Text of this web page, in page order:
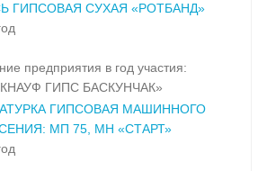
ГИПСОВАЯ СУХАЯ «РОТБАНД»
предприятия в год участия:
ГИПС БАСКУНЧАК»
ГИПСОВАЯ МАШИННОГО
МП 75, МН «СТАРТ»